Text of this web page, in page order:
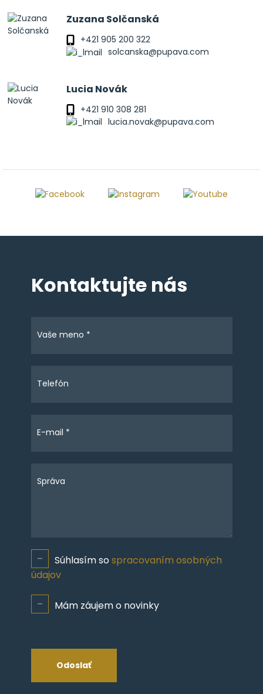
Kontaktujte nás
Vaše meno *
Telefón
E-mail *
Správa
Súhlasím sospracovaním osobných
údajov
Mám záujem o novinky
Odoslať
Zuzana Solčanská
+421 905 200 322
solcanska@pupava.com
Lucia Novák
+421 910 308 281
lucia.novak@pupava.com